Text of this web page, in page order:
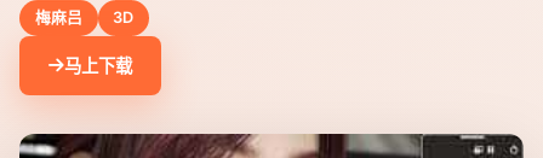
梅麻吕 3D
马上下载